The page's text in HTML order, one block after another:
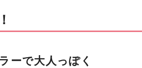
ーで大人っぽく